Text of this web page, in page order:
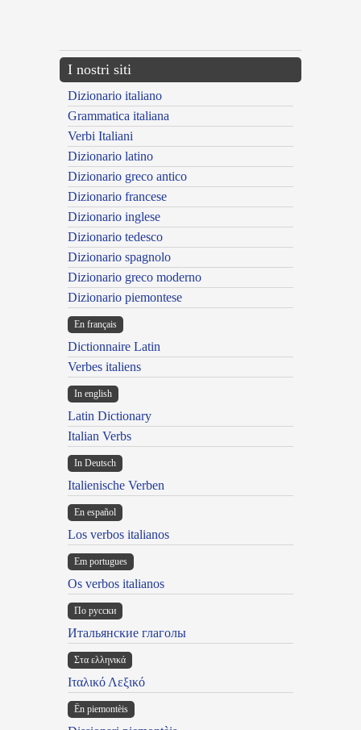
I nostri siti
Dizionario italiano
Grammatica italiana
Verbi Italiani
Dizionario latino
Dizionario greco antico
Dizionario francese
Dizionario inglese
Dizionario tedesco
Dizionario spagnolo
Dizionario greco moderno
Dizionario piemontese
En français
Dictionnaire Latin
Verbes italiens
In english
Latin Dictionary
Italian Verbs
In Deutsch
Italienische Verben
En español
Los verbos italianos
Em portugues
Os verbos italianos
По русски
Итальянские глаголы
Στα ελληνικά
Ιταλικό Λεξικό
Ën piemontèis